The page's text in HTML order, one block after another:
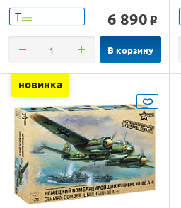
Т 6 890 o
В корзину
новинка